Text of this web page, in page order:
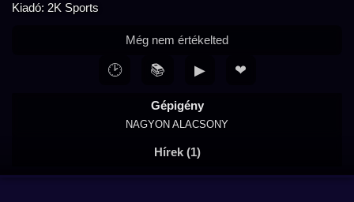
Kiadó: 2K Sports
Gépigény
NAGYON ALACSONY
Hírek (1)
Még nem értékelted
🕑 📚 ▶ ❤